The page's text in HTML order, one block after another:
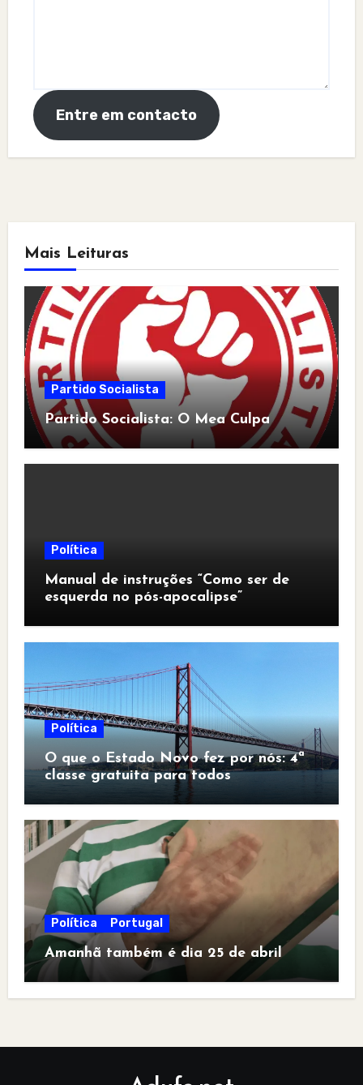
Entre em contacto
Mais Leituras
Partido Socialista
Partido Socialista: O Mea Culpa
Política
Manual de instruções “Como ser de
esquerda no pós-apocalipse”
Política
O que o Estado Novo fez por nós: 4ª
classe gratuita para todos
Política Portugal
Amanhã também é dia 25 de abril